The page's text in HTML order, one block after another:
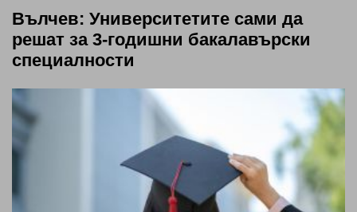
Вълчев: Университетите сами да
решат за 3-годишни бакалавърски
специалности